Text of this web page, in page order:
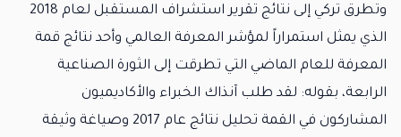
وتطرق تركي إلى نتائج تقرير استشراف المستقبل لعام 2018
الذي يمثل استمراراً لمؤشر المعرفة العالمي وأحد نتائج قمة
المعرفة للعام الماضي التي تطرقت إلى الثورة الصناعية
الرابعة، بقوله: لقد طلب آنذاك الخبراء والأكاديميون
المشاركون في القمة تحليل نتائج عام 2017 وصياغة وثيقة